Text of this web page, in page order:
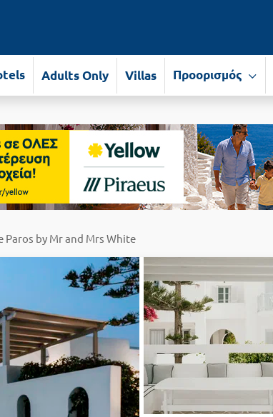
Adults Only Villas Προορισμός
Paros by Mr and Mrs White